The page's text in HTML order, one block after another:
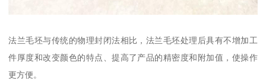
法兰毛坯与传统的物理封闭法相比，法兰毛坯处理后具有不增加工
件厚度和改变颜色的特点、提高了产品的精密度和附加值，使操作
更方便。